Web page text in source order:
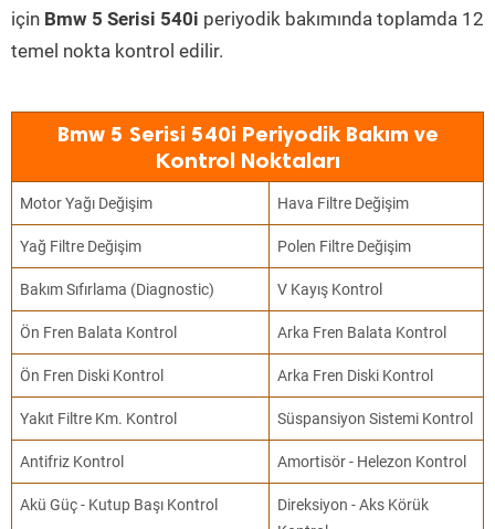
için Bmw 5 Serisi 540i periyodik bakımında toplamda 12
temel nokta kontrol edilir.
Bmw 5 Serisi 540i Periyodik Bakım ve
Kontrol Noktaları
Motor Yağı Değişim Hava Filtre Değişim
Yağ Filtre Değişim Polen Filtre Değişim
Bakım Sıfırlama (Diagnostic) V Kayış Kontrol
Ön Fren Balata Kontrol Arka Fren Balata Kontrol
Ön Fren Diski Kontrol Arka Fren Diski Kontrol
Yakıt Filtre Km. Kontrol Süspansiyon Sistemi Kontrol
Antifriz Kontrol Amortisör - Helezon Kontrol
Akü Güç - Kutup Başı Kontrol
Direksiyon - Aks Körük